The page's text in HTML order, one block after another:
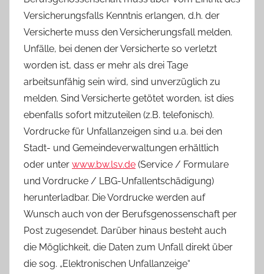
Versicherungsfalls Kenntnis erlangen, d.h. der
Versicherte muss den Versicherungsfall melden.
Unfälle, bei denen der Versicherte so verletzt
worden ist, dass er mehr als drei Tage
arbeitsunfähig sein wird, sind unverzüglich zu
melden. Sind Versicherte getötet worden, ist dies
ebenfalls sofort mitzuteilen (z.B. telefonisch).
Vordrucke für Unfallanzeigen sind u.a. bei den
Stadt- und Gemeindeverwaltungen erhältlich
oder unter www.bw.lsv.de (Service / Formulare
und Vordrucke / LBG-Unfallentschädigung)
herunterladbar. Die Vordrucke werden auf
Wunsch auch von der Berufsgenossenschaft per
Post zugesendet. Darüber hinaus besteht auch
die Möglichkeit, die Daten zum Unfall direkt über
die sog. „Elektronischen Unfallanzeige“